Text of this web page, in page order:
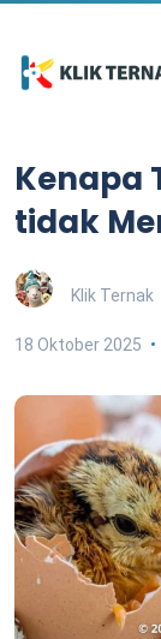
Kenapa
tidak
Klik Ternak
18 Oktober 2025